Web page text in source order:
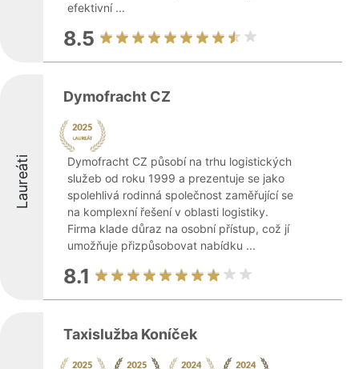
efektivní ...
8.5
Laureáti
Dymofracht CZ
Dymofracht CZ působí na trhu logistických
služeb od roku 1999 a prezentuje se jako
spolehlivá rodinná společnost zaměřující se
na komplexní řešení v oblasti logistiky.
Firma klade důraz na osobní přístup, což jí
umožňuje přizpůsobovat nabídku ...
8.1
Taxislužba Koníček